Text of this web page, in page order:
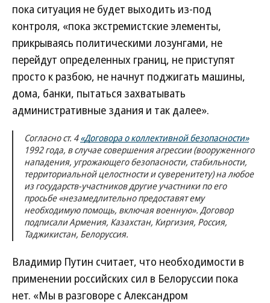
пока ситуация не будет выходить из-под
контроля, «пока экстремистские элементы,
прикрываясь политическими лозунгами, не
перейдут определенных границ, не приступят
просто к разбою, не начнут поджигать машины,
дома, банки, пытаться захватывать
административные здания и так далее».
Согласно ст. 4«Договора о коллективной безопасности»
1992 года, в случае совершения агрессии (вооруженного
нападения, угрожающего безопасности, стабильности,
территориальной целостности и суверенитету) на любое
из государств-участников другие участники по его
просьбе «незамедлительно предоставят ему
необходимую помощь, включая военную». Договор
подписали Армения, Казахстан, Киргизия, Россия,
Таджикистан, Белоруссия.
Владимир Путин считает, что необходимости в
применении российских сил в Белоруссии пока
нет. «Мы в разговоре с Александром